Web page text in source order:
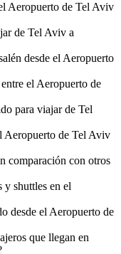
Aeropuerto de Tel Aviv
de Tel Aviv a
desde el Aeropuerto
el Aeropuerto de
para viajar de Tel
Aeropuerto de Tel Aviv
comparación con otros
y shuttles en el
desde el Aeropuerto de
que llegan en